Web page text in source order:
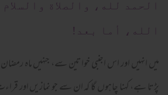
الحمد لله، والصلاة
الله، أما بعد!
میں انہیں اور اس اجنبی خواتین سے، جنہیں ماہ رمضان
پڑتا ہے، کہنا چاہوں گا کہ ان سے جو نمازیں اور